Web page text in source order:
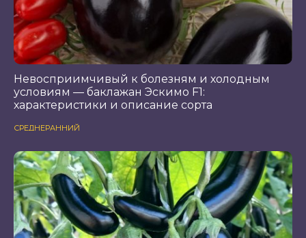
Невосприимчивый к болезням и холодным
условиям — баклажан Эскимо F1:
характеристики и описание сорта
СРЕДНЕРАННИЙ